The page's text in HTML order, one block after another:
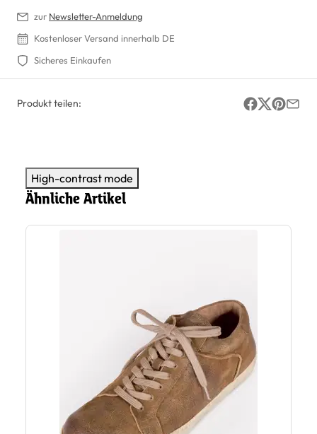
zur Newsletter-Anmeldung
Kostenloser Versand innerhalb DE
Sicheres Einkaufen
Produkt teilen:
High-contrast mode
Ähnliche Artikel